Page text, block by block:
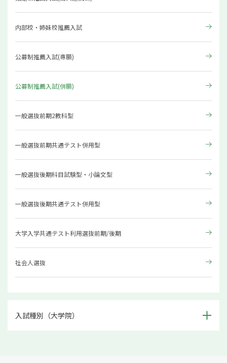
内部校・姉妹校推薦入試
公募制推薦入試(専願)
公募制推薦入試(併願)
一般選抜前期2教科型
一般選抜前期共通テスト併用型
一般選抜後期科目試験型・小論文型
一般選抜後期共通テスト併用型
大学入学共通テスト利用選抜前期/後期
社会人選抜
入試種別（大学院）